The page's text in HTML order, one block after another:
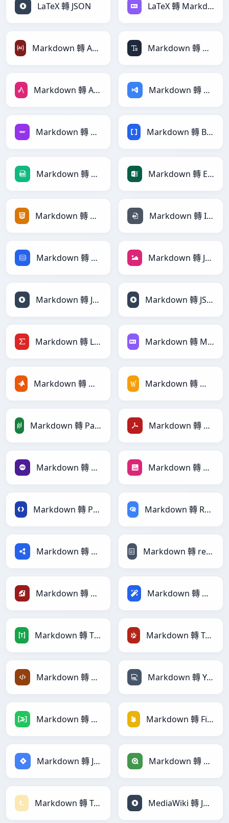
LaTeX 轉 JSON LaTeX 轉 Markdown
Markdown 轉 ActionScript Markdown 轉 ASCII
Markdown 轉 AsciiDoc Markdown 轉 ASP
Markdown 轉 Avro Markdown 轉 BBCode
Markdown 轉 CSV Markdown 轉 Excel
Markdown 轉 HTML Markdown 轉 INI
Markdown 轉 SQL Markdown 轉 JPEG
Markdown 轉 JSON Markdown 轉 JSONLines
Markdown 轉 LaTeX Markdown 轉 Markdown
Markdown 轉 MATLAB Markdown 轉 MediaWiki
Markdown 轉 PandasDataFrame Markdown 轉 PDF
Markdown 轉 PHP Markdown 轉 PNG
Markdown 轉 Protobuf Markdown 轉 RDataFrame
Markdown 轉 RDF Markdown 轉 reStructuredText
Markdown 轉 Ruby Markdown 轉 Magic
Markdown 轉 TOML Markdown 轉 TracWiki
Markdown 轉 XML Markdown 轉 YAML
Markdown 轉 DAX Markdown 轉 Firebase
Markdown 轉 Jira Markdown 轉 Qlik
Markdown 轉 Textile MediaWiki 轉 JSON